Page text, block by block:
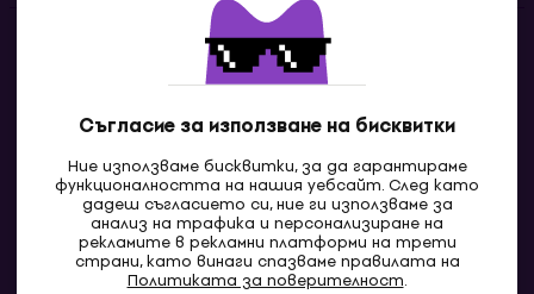
Съгласие за използване на бисквитки
Ние използваме бисквитки, за да гарантираме
функционалността на нашия уебсайт. След като
дадеш съгласието си, ние ги използваме за
анализ на трафика и персонализиране на
рекламите в рекламни платформи на трети
страни, като винаги спазваме правилата на
Политиката за поверителност.
Контакти